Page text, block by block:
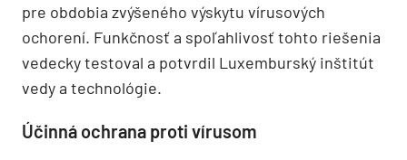
pre obdobia zvýšeného výskytu vírusových
ochorení. Funkčnosť a spoľahlivosť tohto riešenia
vedecky testoval a potvrdil Luxemburský inštitút
vedy a technológie.
Účinná ochrana proti vírusom